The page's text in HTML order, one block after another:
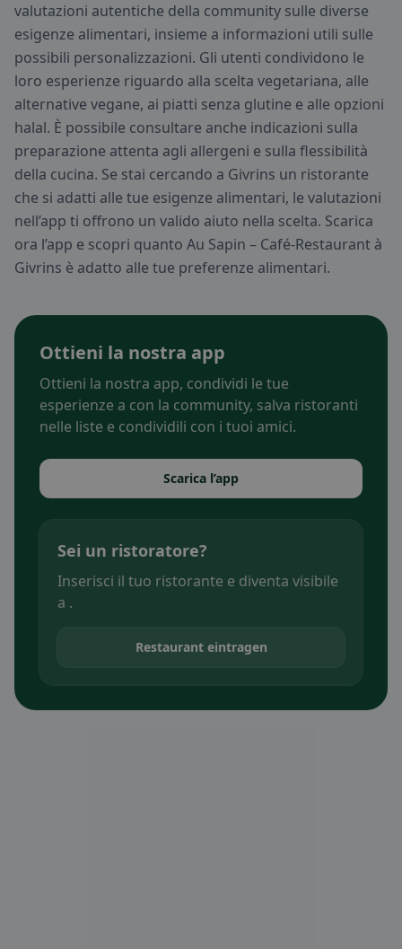
valutazioni autentiche della community sulle diverse
esigenze alimentari, insieme a informazioni utili sulle
possibili personalizzazioni. Gli utenti condividono le
loro esperienze riguardo alla scelta vegetariana, alle
alternative vegane, ai piatti senza glutine e alle opzioni
halal. È possibile consultare anche indicazioni sulla
preparazione attenta agli allergeni e sulla flessibilità
della cucina. Se stai cercando a Givrins un ristorante
che si adatti alle tue esigenze alimentari, le valutazioni
nell’app ti offrono un valido aiuto nella scelta. Scarica
ora l’app e scopri quanto Au Sapin – Café-Restaurant à
Givrins è adatto alle tue preferenze alimentari.
Ottieni la nostra app
Ottieni la nostra app, condividi le tue
esperienze a con la community, salva ristoranti
nelle liste e condividili con i tuoi amici.
Scarica l’app
Sei un ristoratore?
Inserisci il tuo ristorante e diventa visibile
a .
Restaurant eintragen